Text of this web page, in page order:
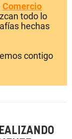
Comercio
todo lo
hechas
contigo